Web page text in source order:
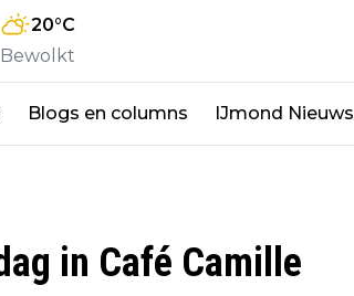
20°C
Bewolkt
Blogs en columns IJmond Nieuws
in Café Camille